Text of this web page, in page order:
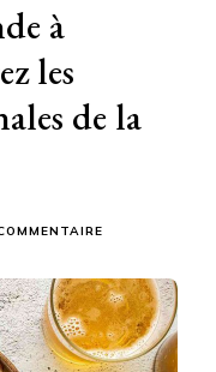
à
les
de la
DU
MONDE
À
ORLANDO